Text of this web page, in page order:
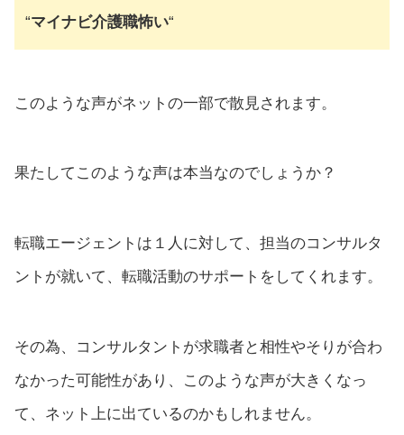
“マイナビ介護職怖い“
このような声がネットの一部で散見されます。
果たしてこのような声は本当なのでしょうか？
転職エージェントは１人に対して、担当のコンサルタ
ントが就いて、転職活動のサポートをしてくれます。
その為、コンサルタントが求職者と相性やそりが合わ
なかった可能性があり、このような声が大きくなっ
て、ネット上に出ているのかもしれません。